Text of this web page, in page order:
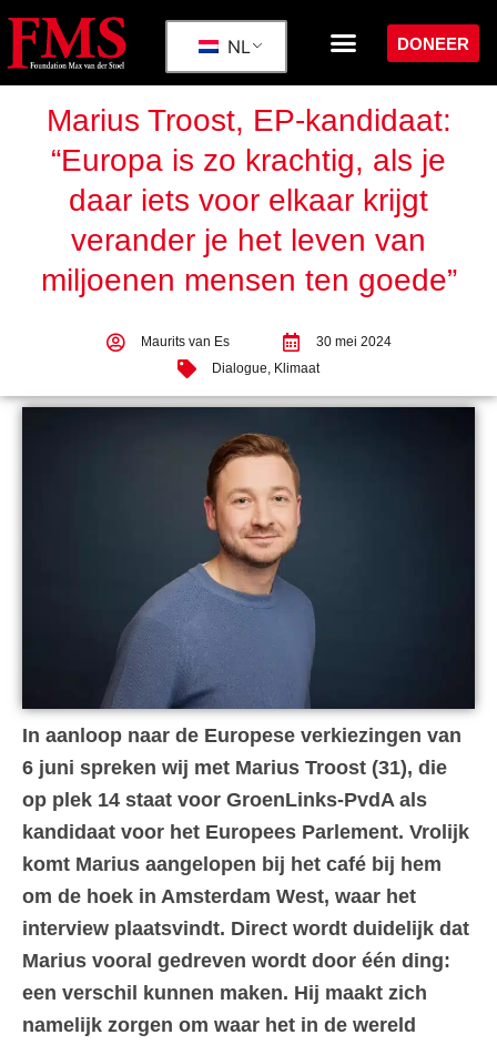
NL DONEER
Marius Troost, EP-kandidaat:
“Europa is zo krachtig, als je
daar iets voor elkaar krijgt
verander je het leven van
miljoenen mensen ten goede”
Maurits van Es
30 mei 2024
Dialogue, Klimaat
In aanloop naar de Europese verkiezingen van
6 juni spreken wij met Marius Troost (31), die
op plek 14 staat voor GroenLinks-PvdA als
kandidaat voor het Europees Parlement. Vrolijk
komt Marius aangelopen bij het café bij hem
om de hoek in Amsterdam West, waar het
interview plaatsvindt. Direct wordt duidelijk dat
Marius vooral gedreven wordt door één ding:
een verschil kunnen maken. Hij maakt zich
namelijk zorgen om waar het in de wereld